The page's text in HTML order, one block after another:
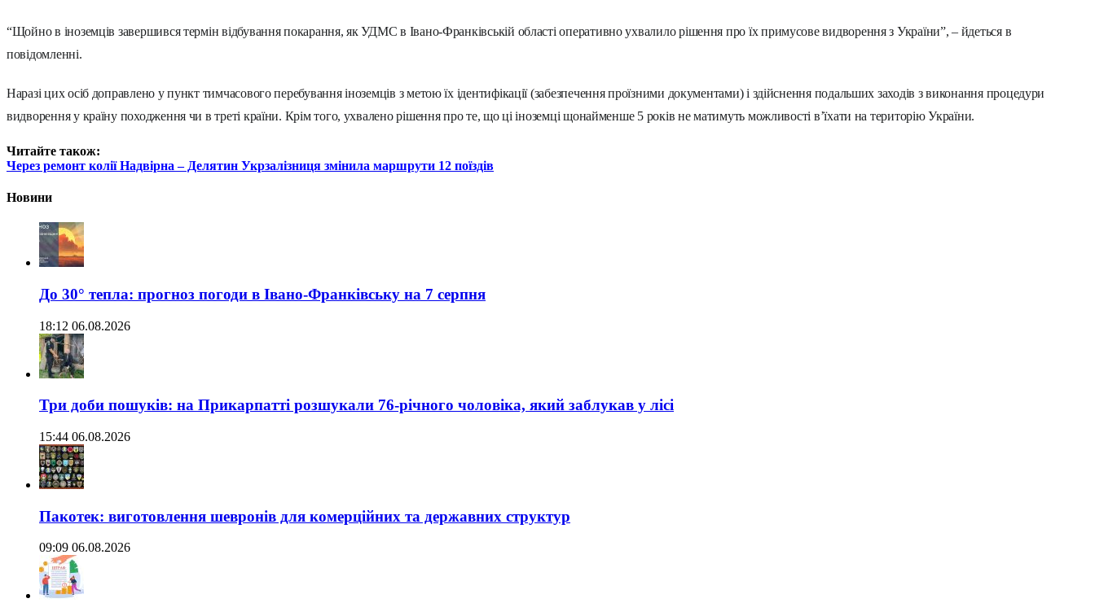
“Щойно в іноземців завершився термін відбування покарання, як УДМС в Івано-Франківській області оперативно ухвалило рішення про їх примусове видворення з України”, – йдеться в
повідомленні.
Наразі цих осіб доправлено у пункт тимчасового перебування іноземців з метою їх ідентифікації (забезпечення проїзними документами) і здійснення подальших заходів з виконання процедури
видворення у країну походження чи в треті країни. Крім того, ухвалено рішення про те, що ці іноземці щонайменше 5 років не матимуть можливості в’їхати на територію України.
Читайте також:
Через ремонт колії Надвірна – Делятин Укрзалізниця змінила маршрути 12 поїздів
Новини
До 30° тепла: прогноз погоди в Івано-Франківську на 7 серпня
18:12 06.08.2026
Три доби пошуків: на Прикарпатті розшукали 76-річного чоловіка, який заблукав у лісі
15:44 06.08.2026
Пакотек: виготовлення шевронів для комерційних та державних структур
09:09 06.08.2026